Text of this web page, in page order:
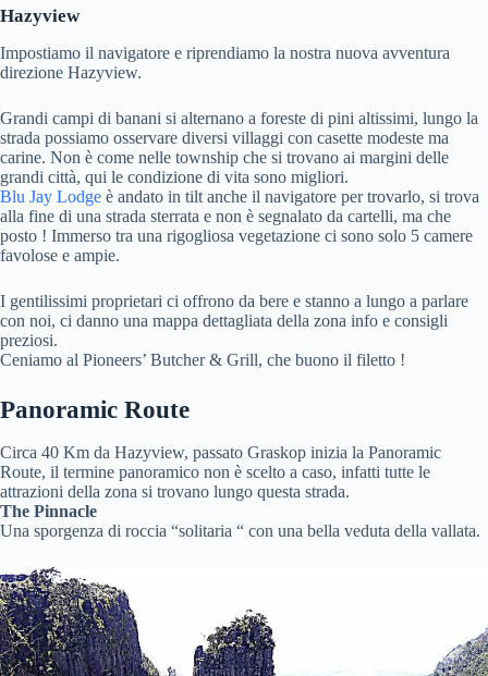
Hazyview
Impostiamo il navigatore e riprendiamo la nostra nuova avventura
direzione Hazyview.
Grandi campi di banani si alternano a foreste di pini altissimi, lungo la
strada possiamo osservare diversi villaggi con casette modeste ma
carine. Non è come nelle township che si trovano ai margini delle
grandi città, qui le condizione di vita sono migliori.
Blu Jay Lodge è andato in tilt anche il navigatore per trovarlo, si trova
alla fine di una strada sterrata e non è segnalato da cartelli, ma che
posto ! Immerso tra una rigogliosa vegetazione ci sono solo 5 camere
favolose e ampie.
I gentilissimi proprietari ci offrono da bere e stanno a lungo a parlare
con noi, ci danno una mappa dettagliata della zona info e consigli
preziosi.
Ceniamo al Pioneers’ Butcher & Grill, che buono il filetto !
Panoramic Route
Circa 40 Km da Hazyview, passato Graskop inizia la Panoramic
Route, il termine panoramico non è scelto a caso, infatti tutte le
attrazioni della zona si trovano lungo questa strada.
The Pinnacle
Una sporgenza di roccia “solitaria “ con una bella veduta della vallata.